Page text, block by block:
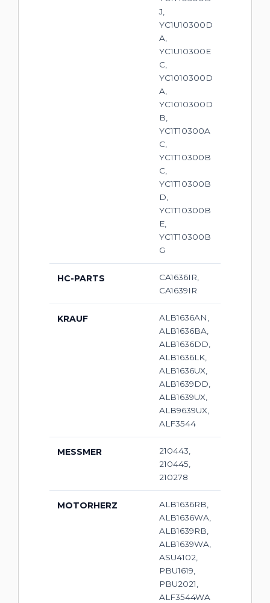
J,
YC1U10300D
A,
YC1U10300E
C,
YC1010300D
A,
YC1010300D
B,
YC1T10300A
C,
YC1T10300B
C,
YC1T10300B
D,
YC1T10300B
E,
YC1T10300B
G
HC-PARTS
CA1636IR,
CA1639IR
KRAUF
ALB1636AN,
ALB1636BA,
ALB1636DD,
ALB1636LK,
ALB1636UX,
ALB1639DD,
ALB1639UX,
ALB9639UX,
ALF3544
MESSMER
210443,
210445,
210278
MOTORHERZ
ALB1636RB,
ALB1636WA,
ALB1639RB,
ALB1639WA,
ASU4102,
PBU1619,
PBU2021,
ALF3544WA